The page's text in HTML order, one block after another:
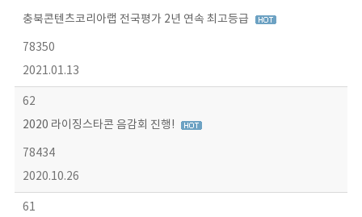
충북콘텐츠코리아랩 전국평가 2년 연속 최고등급
78350
2021.01.13
62
2020 라이징스타콘 음감회 진행!
78434
2020.10.26
61